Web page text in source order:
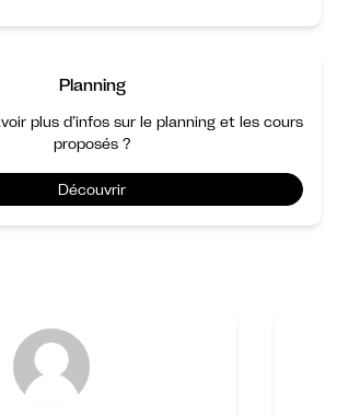
Planning
plus d’infos sur le planning et les cours
proposés ?
Découvrir